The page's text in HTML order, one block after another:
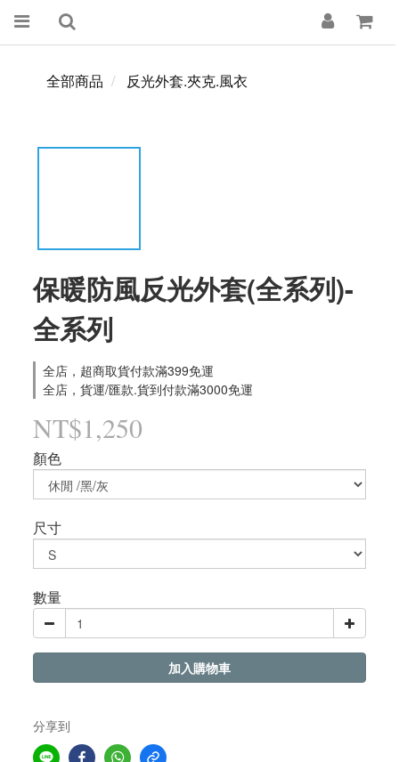
全部商品 反光外套.夾克.風衣
保暖防風反光外套(全系列)-
全系列
全店，超商取貨付款滿399免運
全店，貨運/匯款.貨到付款滿3000免運
NT$1,250
顏色
尺寸
數量
加入購物車
分享到